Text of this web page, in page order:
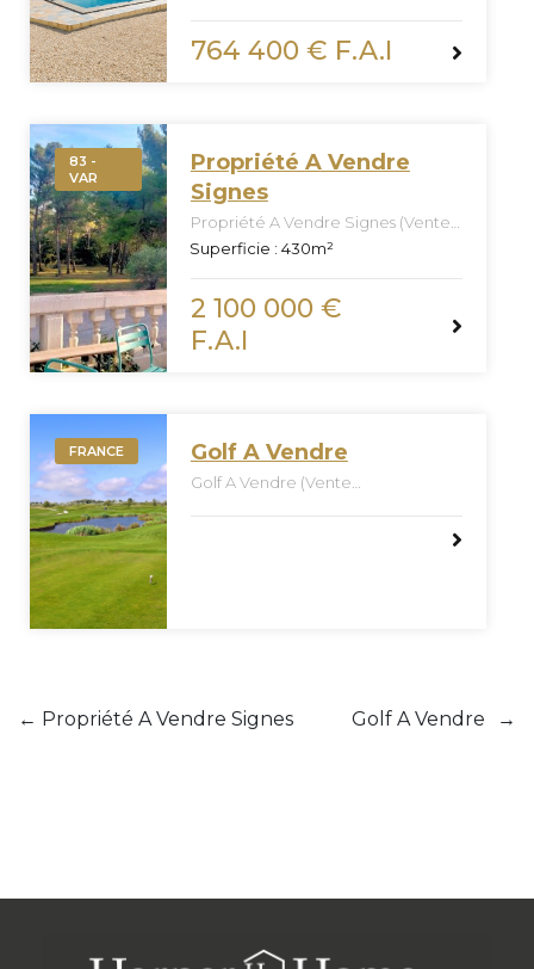
764 400 € F.A.I
83 -
VAR
Propriété A Vendre
Signes
Propriété A Vendre Signes (Vente
Confidentielle Off Market)
Superficie : 430m²
2 100 000 €
F.A.I
FRANCE Golf A Vendre
Golf A Vendre (Vente
← Propriété A Vendre Signes →
Golf A Vendre